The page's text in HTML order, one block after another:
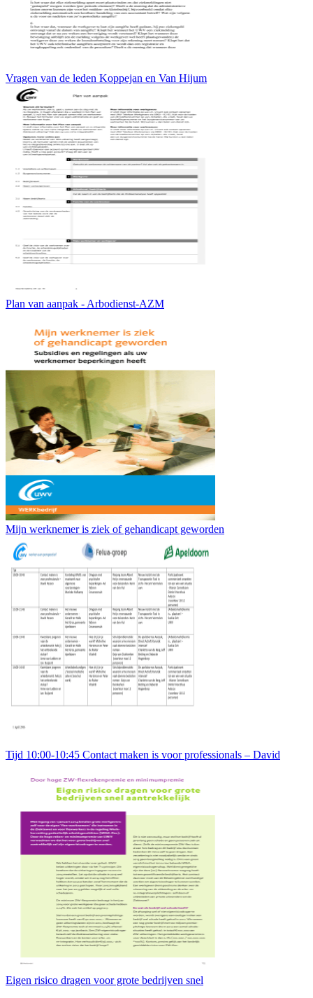
Vragen van de leden Koppejan en Van Hijum
Plan van aanpak - Arbodienst-AZM
Mijn werknemer is ziek of gehandicapt geworden
Tijd 10:00-10:45 Contact maken is voor professionals – David
Eigen risico dragen voor grote bedrijven snel